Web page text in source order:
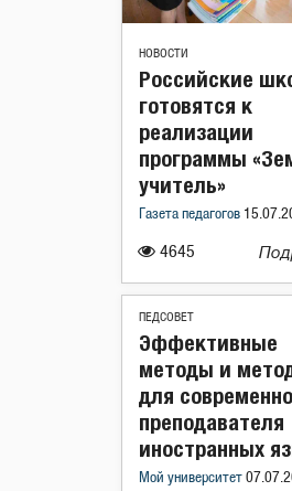
НОВОСТИ
4645
Российские
готовятся к
реализации
программы
учитель»
Газета педагогов
ПЕДСОВЕТ
Эффективные
методы и
для
преподавателя
иностранных
Мой университет